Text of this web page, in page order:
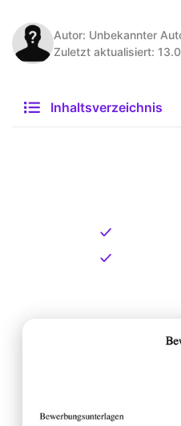
Autor: Unbekannter
Zuletzt aktualisiert:
Inhaltsverzeichnis